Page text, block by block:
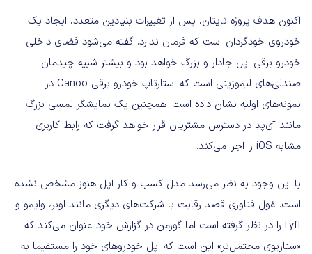
اکنون هدف پروژه تایتان، پس از تغییرات بنیادین متعدد، ایجاد یک
خودروی خودگردان است که فرمان ندارد. گفته می‌شود فضای داخلی
خودرو برقی اپل جادار و بزرگ خواهد بود و بیشتر شبیه چیدمان
صندلی‌های لیموزینی است که استارتاپ خودرو برقی Canoo در
نمونه‌های اولیه نشان داده است. همچنین یک نمایشگر لمسی بزرگ
مانند آی‌پد در دسترس مشتریان قرار خواهد گرفت که رابط کاربری
مشابه iOS را اجرا می‌کند.
با این وجود به نظر می‌رسد مدل کسب و کار اپل هنوز مشخص نشده
است. غول فناوری قصد رقابت با شرکت‌های دیگری مانند اوبر، وایمو و
Lyft را در نظر گرفته است اما گورمن در گزارش خود عنوان می‌کند که
«سناریوی محتمل‌تر» این است که اپل خودروهای خود را مستقیما به